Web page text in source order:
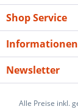
Shop Service
Informationen
Newsletter
Alle Preise inkl.